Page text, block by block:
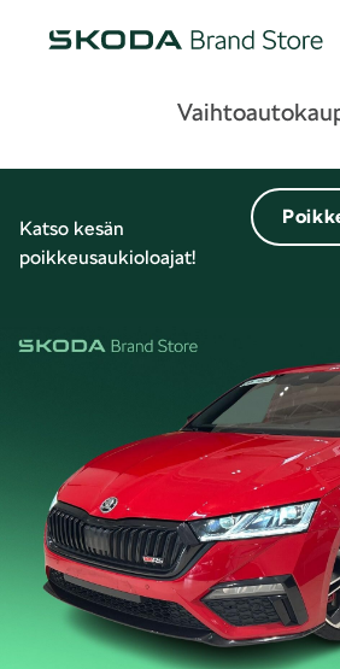
Katso kesän
poikkeusaukioloajat!